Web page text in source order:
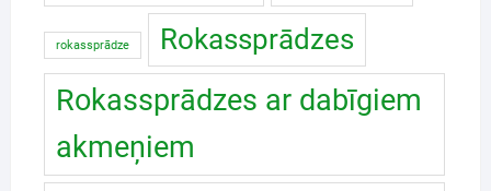
rokassprādze Rokassprādzes
Rokassprādzes ar dabīgiem
akmeņiem